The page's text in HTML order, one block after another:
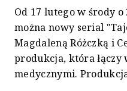
Od 17 lutego w środy o
można nowy serial
Magdaleną Różczką i
produkcja, która
medycznymi.